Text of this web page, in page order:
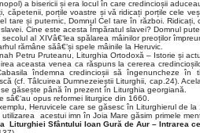
a bisericii și era locul în care credincioșii
căpetenii, porțile voastre și vă ridicați porțile cele
tare și puternic, Domnul Cel tare în război.
Cine este acesta Împăratul slavei? Domnul
secolul al XIVâ€‘lea spălarea mâinilor preoților
rămâne săâ€‘și spele mâinile la Heruvic.
Petru Pruteanu, Liturghia Ortodoxă – Istorie și
aceasta venea ca răspuns la cererea
îndemna credincioșii să îngenuncheze în
(cf. Tâlcuirea Dumnezeieștii Liturghii, cap.24).
găsește până în prezent în Liturghia georgiană.
sâ€‘au opus reformei liturgice din 1660.
Heruvicele care se găsesc în Liturghierul de
utilizarea acestui imn în Joia Mare găsim primele
Liturghiei Sfântului Ioan Gură de Aur – Intrarea